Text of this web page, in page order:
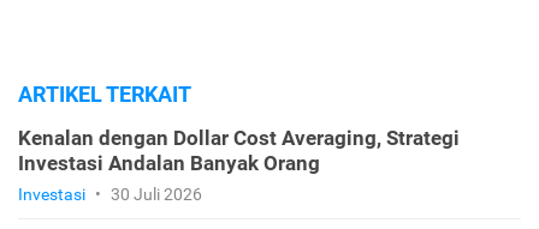
ARTIKEL TERKAIT
Kenalan dengan Dollar Cost Averaging, Strategi
Investasi Andalan Banyak Orang
Investasi • 30 Juli 2026